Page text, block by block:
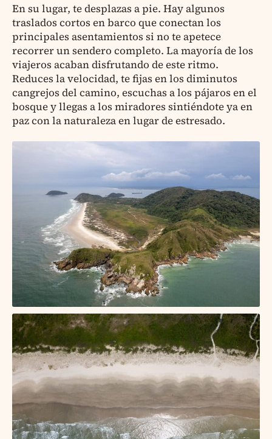
En su lugar, te desplazas a pie. Hay algunos
traslados cortos en barco que conectan los
principales asentamientos si no te apetece
recorrer un sendero completo. La mayoría de los
viajeros acaban disfrutando de este ritmo.
Reduces la velocidad, te fijas en los diminutos
cangrejos del camino, escuchas a los pájaros en el
bosque y llegas a los miradores sintiéndote ya en
paz con la naturaleza en lugar de estresado.